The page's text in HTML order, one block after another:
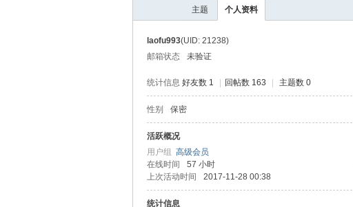
主题 个人资料
laofu993(UID: 21238)
邮箱状态
未验证
统计信息 好友数 1 回帖数 163 主题数 0
性别 保密
活跃概况
用户组 高级会员
在线时间
57 小时
上次活动时间
2017-11-28 00:38
统计信息